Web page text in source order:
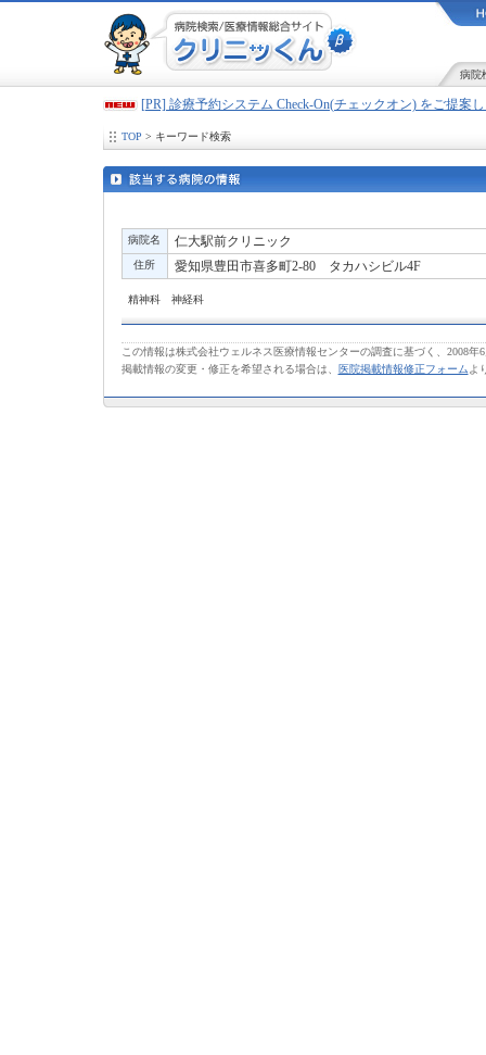
病院
[PR] 診療予約システム Check-On(チェックオン) をご提案
TOP > キーワード検索
病院名 仁大駅前クリニック
住所 愛知県豊田市喜多町2-80 タカハシビル4F
精神科 神経科
この情報は株式会社ウェルネス医療情報センターの調査に基づく、2008年
掲載情報の変更・修正を希望される場合は、
医院掲載情報修正フォーム よ